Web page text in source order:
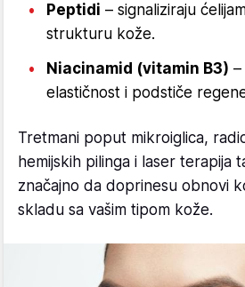
Peptidi – signaliziraju
strukturu kože.
Niacinamid (vitamin B3) –
elastičnost i podstiče
Tretmani poput mikroiglica,
hemijskih pilinga i laser terapija
značajno da doprinesu obnovi
skladu sa vašim tipom kože.